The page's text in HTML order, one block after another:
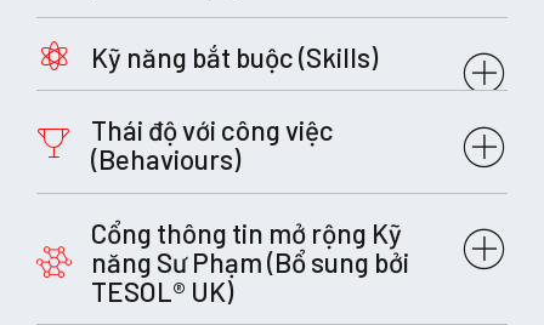
Nhiệm vụ 2: Thực hiện các chính sách và quy trình bảo vệ
học viên (Safeguarding)
Kỹ năng bắt buộc (Skills)
S3:
Thái độ với công việc
(Behaviours)
Cổng thông tin mở rộng Kỹ
năng Sư Phạm (Bổ sung bởi
TESOL® UK)